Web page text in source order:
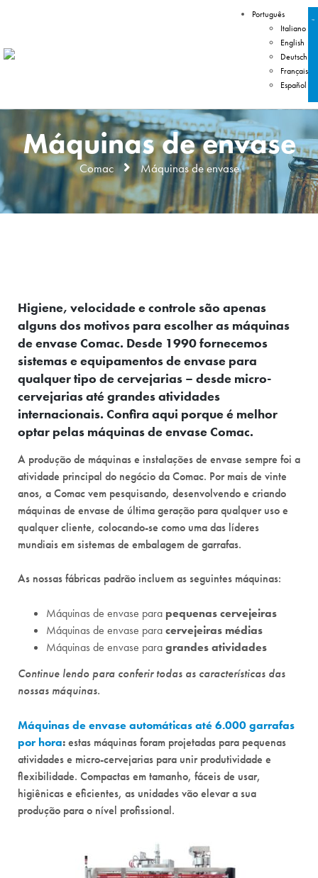
Português
Italiano
English
Deutsch
Français
Español
Máquinas de envase
Comac Máquinas de envase
Higiene, velocidade e controle são apenas
alguns dos motivos para escolher as máquinas
de envase Comac. Desde 1990 fornecemos
sistemas e equipamentos de envase para
qualquer tipo de cervejarias – desde micro-
cervejarias até grandes atividades
internacionais. Confira aqui porque é melhor
optar pelas máquinas de envase Comac.
A produção de máquinas e instalações de envase sempre foi a
atividade principal do negócio da Comac. Por mais de vinte
anos, a Comac vem pesquisando, desenvolvendo e criando
máquinas de envase de última geração para qualquer uso e
qualquer cliente, colocando-se como uma das líderes
mundiais em sistemas de embalagem de garrafas.
As nossas fábricas padrão incluem as seguintes máquinas:
Máquinas de envase para pequenas cervejeiras
Máquinas de envase paracervejeiras médias
Máquinas de envase paragrandes atividades
Continue lendo para conferir todas as características das
nossas máquinas.
Máquinas de envase automáticas até 6.000 garrafas
por hora:estas máquinas foram projetadas para pequenas
atividades e micro-cervejarias para unir produtividade e
flexibilidade. Compactas em tamanho, fáceis de usar,
higiênicas e eficientes, as unidades vão elevar a sua
produção para o nível profissional.